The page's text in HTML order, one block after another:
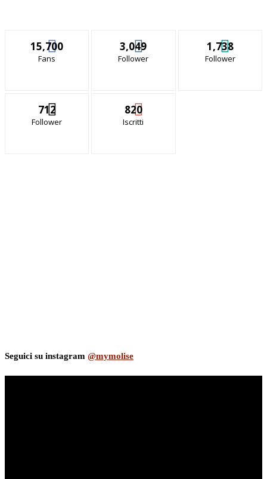
15,700
Fans
3,049
Follower
1,738
Follower
712
Follower
820
Iscritti
Seguici su instagram @mymolise